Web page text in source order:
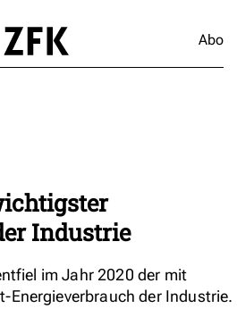
Abo
Industrie
im Jahr 2020 der mit
Energieverbrauch der Industrie.